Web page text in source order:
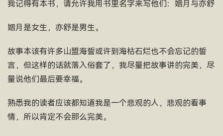
我记得有本书，请允许我用书里名字来写他们：姻月与亦舒
姻月是女生，亦舒是男生。
故事本该有许多山盟海誓或许到海枯石烂也不会忘记的誓
言，但这样的话就落入俗套了，我尽量把故事讲的完美，尽
量说他们最后要幸福。
熟悉我的读者应该都知道我是一个悲观的人，悲观的看事
情，所以肯定不会那么完美。